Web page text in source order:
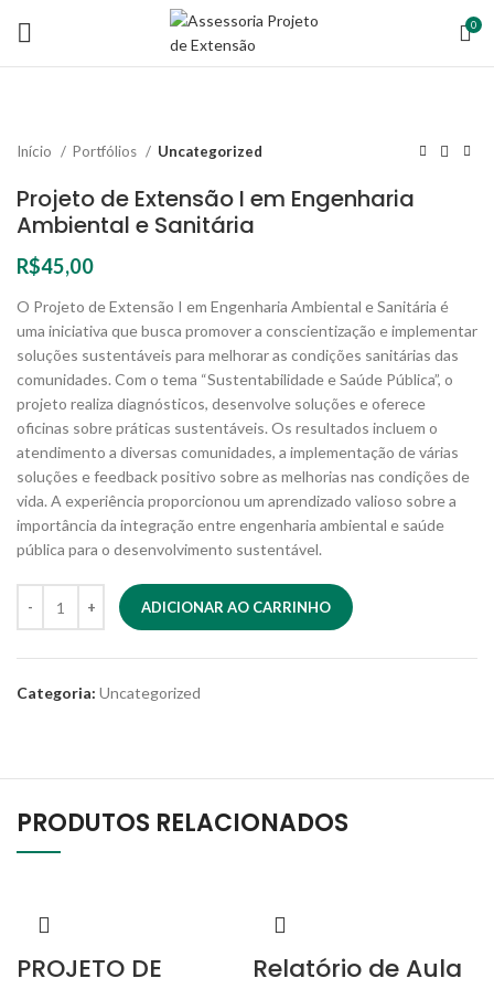
0
Início Portfólios Uncategorized
Projeto de Extensão I em Engenharia
Ambiental e Sanitária
R$45,00
O Projeto de Extensão I em Engenharia Ambiental e Sanitária é
uma iniciativa que busca promover a conscientização e implementar
soluções sustentáveis para melhorar as condições sanitárias das
comunidades. Com o tema “Sustentabilidade e Saúde Pública”, o
projeto realiza diagnósticos, desenvolve soluções e oferece
oficinas sobre práticas sustentáveis. Os resultados incluem o
atendimento a diversas comunidades, a implementação de várias
soluções e feedback positivo sobre as melhorias nas condições de
vida. A experiência proporcionou um aprendizado valioso sobre a
importância da integração entre engenharia ambiental e saúde
pública para o desenvolvimento sustentável.
ADICIONAR AO CARRINHO
Categoria: Uncategorized
PRODUTOS RELACIONADOS
PROJETO DE
Relatório de Aula